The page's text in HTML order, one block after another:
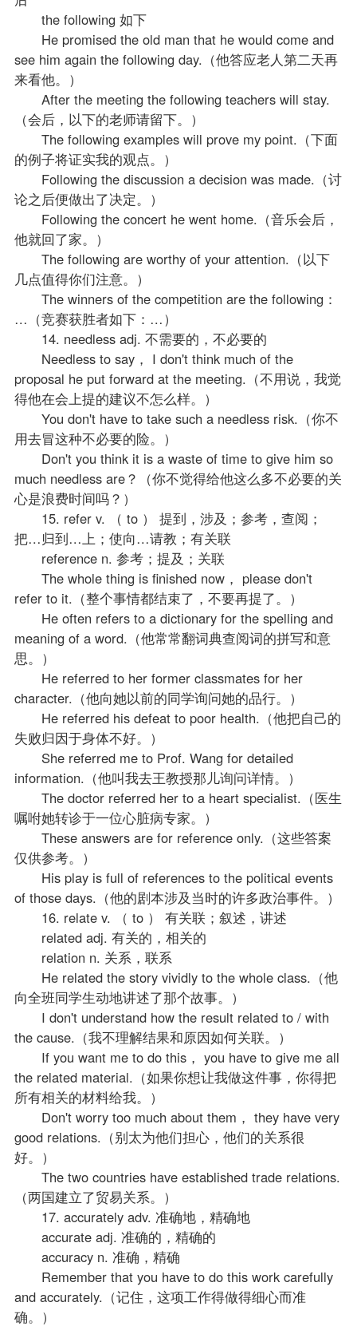
the following 如下
He promised the old man that he would come and
see him again the following day.（他答应老人第二天再
来看他。）
After the meeting the following teachers will stay.
（会后，以下的老师请留下。）
The following examples will prove my point.（下面
的例子将证实我的观点。）
Following the discussion a decision was made.（讨
论之后便做出了决定。）
Following the concert he went home.（音乐会后，
他就回了家。）
The following are worthy of your attention.（以下
几点值得你们注意。）
The winners of the competition are the following：
…（竞赛获胜者如下：…）
14. needless adj. 不需要的，不必要的
Needless to say， I don't think much of the
proposal he put forward at the meeting.（不用说，我觉
得他在会上提的建议不怎么样。）
You don't have to take such a needless risk.（你不
用去冒这种不必要的险。）
Don't you think it is a waste of time to give him so
much needless are？（你不觉得给他这么多不必要的关
心是浪费时间吗？）
15. refer v. （ to ） 提到，涉及；参考，查阅；
把…归到…上；使向…请教；有关联
reference n. 参考；提及；关联
The whole thing is finished now， please don't
refer to it.（整个事情都结束了，不要再提了。）
He often refers to a dictionary for the spelling and
meaning of a word.（他常常翻词典查阅词的拼写和意
思。）
He referred to her former classmates for her
character.（他向她以前的同学询问她的品行。）
He referred his defeat to poor health.（他把自己的
失败归因于身体不好。）
She referred me to Prof. Wang for detailed
information.（他叫我去王教授那儿询问详情。）
The doctor referred her to a heart specialist.（医生
嘱咐她转诊于一位心脏病专家。）
These answers are for reference only.（这些答案
仅供参考。）
His play is full of references to the political events
of those days.（他的剧本涉及当时的许多政治事件。）
16. relate v. （ to ） 有关联；叙述，讲述
related adj. 有关的，相关的
relation n. 关系，联系
He related the story vividly to the whole class.（他
向全班同学生动地讲述了那个故事。）
I don't understand how the result related to / with
the cause.（我不理解结果和原因如何关联。）
If you want me to do this， you have to give me all
the related material.（如果你想让我做这件事，你得把
所有相关的材料给我。）
Don't worry too much about them， they have very
good relations.（别太为他们担心，他们的关系很
好。）
The two countries have established trade relations.
（两国建立了贸易关系。）
17. accurately adv. 准确地，精确地
accurate adj. 准确的，精确的
accuracy n. 准确，精确
Remember that you have to do this work carefully
and accurately.（记住，这项工作得做得细心而准
确。）